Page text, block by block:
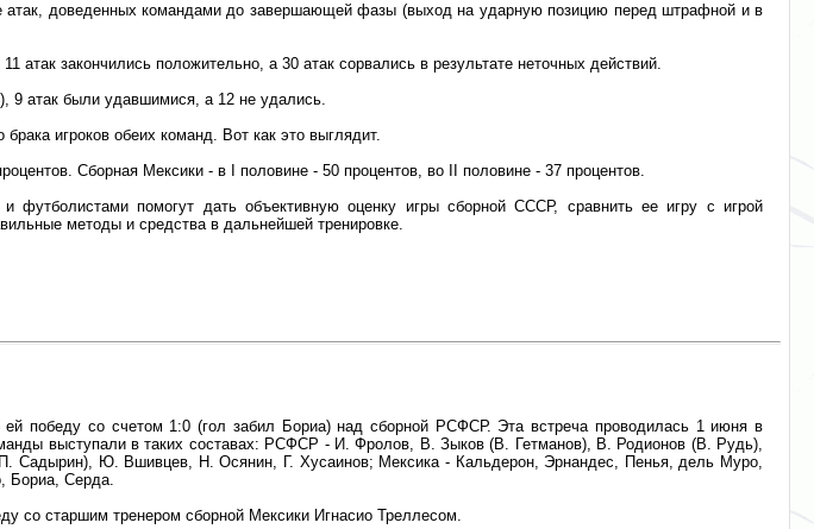
атак, доведенных командами до завершающей фазы (выход на ударную позицию перед штрафной и в
закончились положительно, а 30 атак сорвались в результате неточных действий.
9 атак были удавшимися, а 12 не удались.
игроков обеих команд. Вот как это выглядит.
Сборная Мексики - в I половине - 50 процентов, во II половине - 37 процентов.
помогут дать объективную оценку игры сборной СССР, сравнить ее игру с игрой
методы и средства в дальнейшей тренировке.
победу со счетом 1:0 (гол забил Бориа) над сборной РСФСР. Эта встреча проводилась 1 июня в
выступали в таких составах: РСФСР - И. Фролов, В. Зыков (В. Гетманов), В. Родионов (В. Рудь),
Садырин), Ю. Вшивцев, Н. Осянин, Г. Хусаинов; Мексика - Кальдерон, Эрнандес, Пенья, дель Муро,
Бориа, Серда.
со старшим тренером сборной Мексики Игнасио Треллесом.